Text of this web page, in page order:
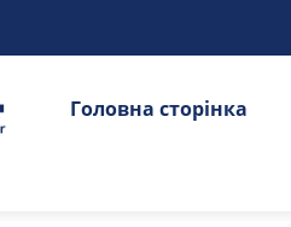
Головна сторінка